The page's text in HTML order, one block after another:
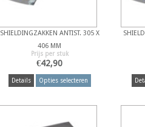
SHIELDINGZAKKEN ANTIST. 305 X
406 MM
Prijs per stuk
€42,90
Details Opties selecteren